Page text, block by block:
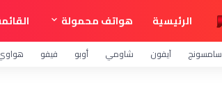
الرئيسية هواتف محمولة
سامسونج آيفون شاومي أوبو فيفو